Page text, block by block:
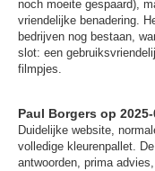
noch moeite gespaard),
vriendelijke benadering.
bedrijven nog bestaan,
slot: een
filmpjes.
Paul Borgers op
Duidelijke website,
volledige kleurenpallet.
antwoorden, prima